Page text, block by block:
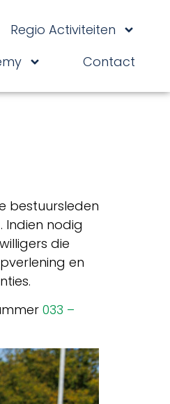
Regio Activiteiten
Contact
bestuursleden
Indien nodig
die
en
033 –